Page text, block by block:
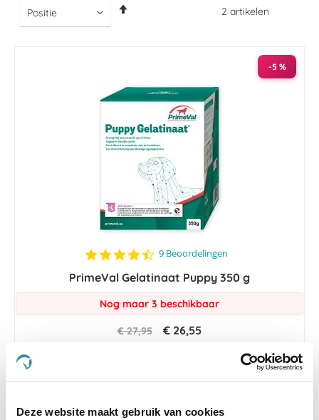
Deze website maakt gebruik van cookies
2 artikelen
-5 %
4.6
rating
9 Beoordelingen
PrimeVal Gelatinaat Puppy 350 g
Nog maar 3 beschikbaar
€ 27,95 € 26,55